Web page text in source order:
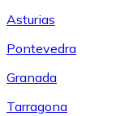
Asturias
Pontevedra
Granada
Tarragona